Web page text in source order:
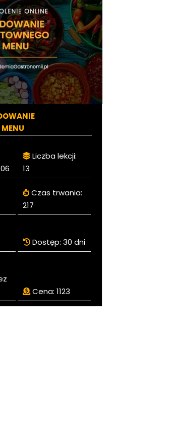
Liczba lekcji:
13
Czas trwania:
217
Dostęp: 30 dni
Cena: 1123